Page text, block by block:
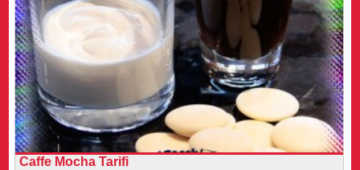
Caffe Mocha Tarifi